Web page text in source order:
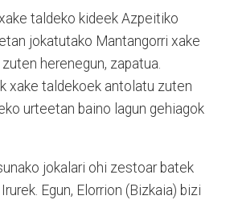
taldeko kideek Azpeitiko
jokatutako Mantangorri xake
herenegun, zapatua.
xake taldekoek antolatu zuten
urteetan baino lagun gehiagok
jokalari ohi zestoar batek
Egun, Elorrion (Bizkaia) bizi